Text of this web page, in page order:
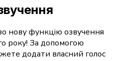
нову функцію озвучення
року! За допомогою
додати власний голос